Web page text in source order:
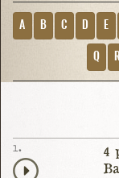
A B C D E
Q R
1.
4